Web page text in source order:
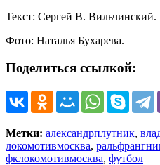
Текст: Сергей В. Вильчинский.
Фото: Наталья Бухарева.
Поделиться ссылкой:
Метки: александрплутник,
локомотивмосква,
фклокомотивмосква, футбол